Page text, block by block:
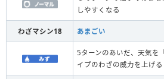
しやすくなる
わざマシン18 あまごい
5ターンのあいだ、天気を
イプのわざの威力を上げる